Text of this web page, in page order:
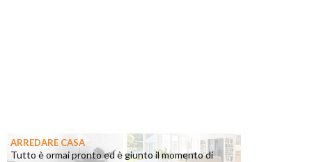
ARREDARE CASA
Tutto è ormai pronto ed è giunto il momento di